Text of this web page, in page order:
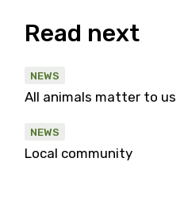
Read next
NEWS
All animals matter to us
NEWS
Local community